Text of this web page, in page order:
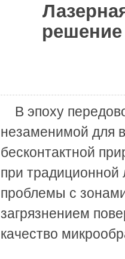
решение
В эпоху
незаменимой для
бесконтактной
при традиционной
проблемы с
загрязнением
качество